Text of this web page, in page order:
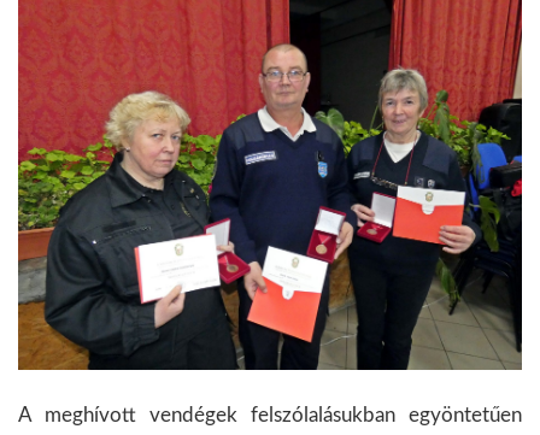
A meghívott vendégek felszólalásukban egyöntetűen